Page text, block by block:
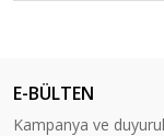
E-BÜLTEN
Kampanya ve